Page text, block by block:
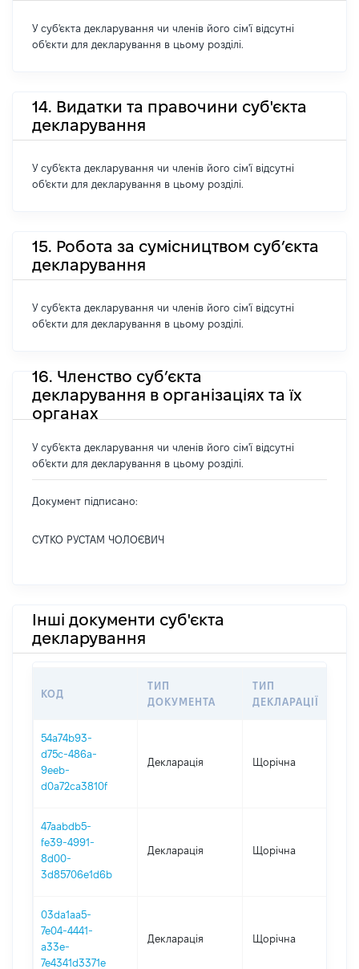
У суб'єкта декларування чи членів його сім'ї відсутні
об'єкти для декларування в цьому розділі.
14. Видатки та правочини суб'єкта
декларування
У суб'єкта декларування чи членів його сім'ї відсутні
об'єкти для декларування в цьому розділі.
15. Робота за сумісництвом суб’єкта
декларування
У суб'єкта декларування чи членів його сім'ї відсутні
об'єкти для декларування в цьому розділі.
16. Членство суб’єкта
декларування в організаціях та їх
органах
У суб'єкта декларування чи членів його сім'ї відсутні
об'єкти для декларування в цьому розділі.
Документ підписано:
СУТКО РУСТАМ ЧОЛОЄВИЧ
Інші документи суб'єкта
декларування
КОД
ТИП
ДОКУМЕНТА
ТИП
ДЕКЛАРАЦІЇ
54a74b93-
d75c-486a-
9eeb-
d0a72ca3810f
Декларація Щорічна
47aabdb5-
fe39-4991-
8d00-
3d85706e1d6b
Декларація Щорічна
03da1aa5-
7e04-4441-
a33e-
7e4341d3371e
Декларація Щорічна